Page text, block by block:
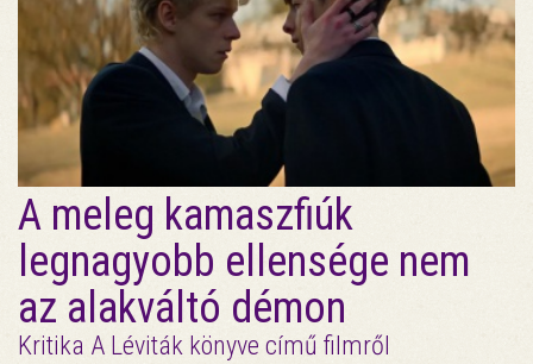
A meleg kamaszfiúk
legnagyobb ellensége nem
az alakváltó démon
Kritika A Léviták könyve című filmről